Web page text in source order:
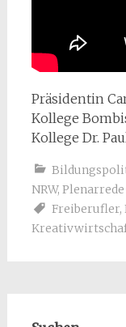
Präsidentin
Kollege
Kollege Dr.
NRW, Plenarrede
Freiberufler,